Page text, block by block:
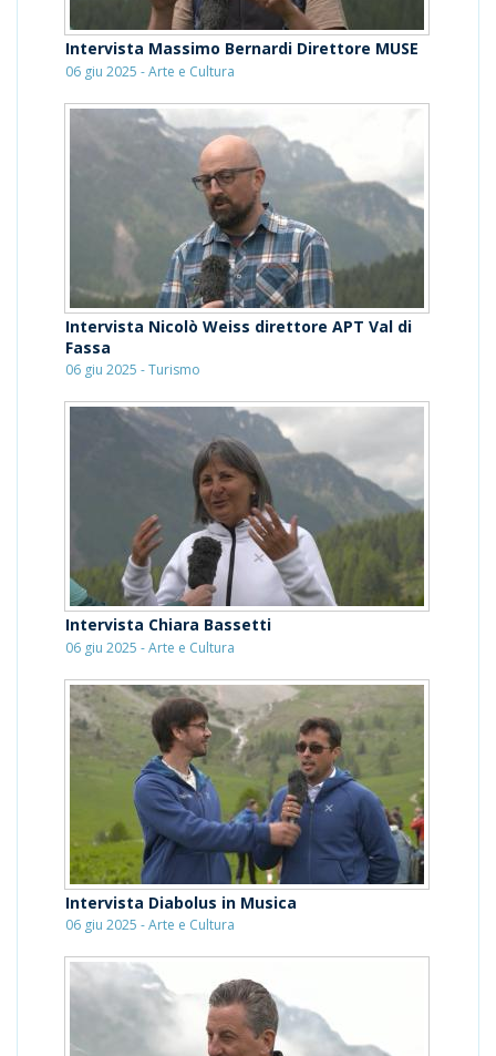
Intervista Massimo Bernardi Direttore MUSE
06 giu 2025 - Arte e Cultura
Intervista Nicolò Weiss direttore APT Val di
Fassa
06 giu 2025 - Turismo
Intervista Chiara Bassetti
06 giu 2025 - Arte e Cultura
Intervista Diabolus in Musica
06 giu 2025 - Arte e Cultura